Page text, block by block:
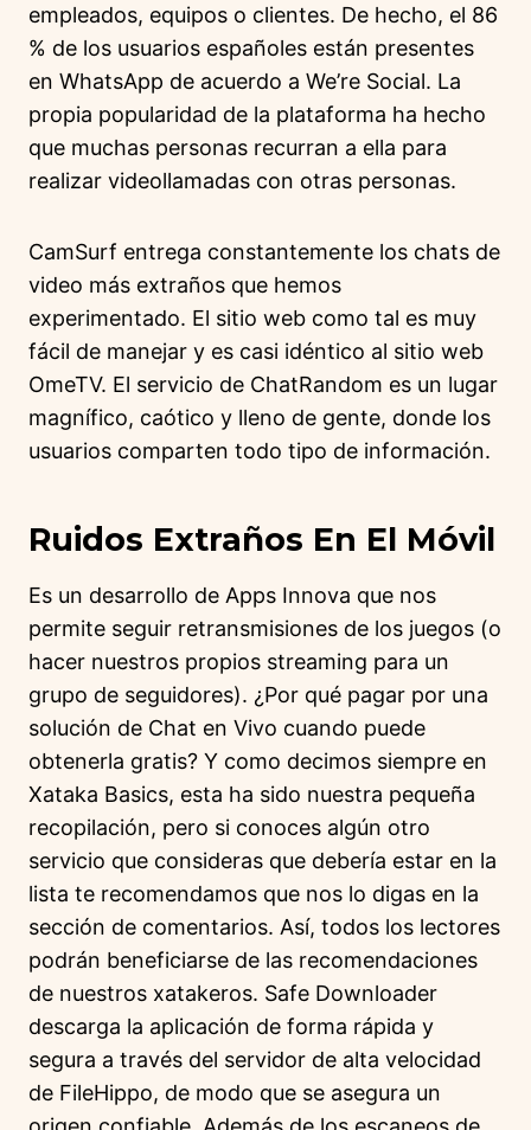
empleados, equipos o clientes. De hecho, el 86
% de los usuarios españoles están presentes
en WhatsApp de acuerdo a We’re Social. La
propia popularidad de la plataforma ha hecho
que muchas personas recurran a ella para
realizar videollamadas con otras personas.
CamSurf entrega constantemente los chats de
video más extraños que hemos
experimentado. El sitio web como tal es muy
fácil de manejar y es casi idéntico al sitio web
OmeTV. El servicio de ChatRandom es un lugar
magnífico, caótico y lleno de gente, donde los
usuarios comparten todo tipo de información.
Ruidos Extraños En El Móvil
Es un desarrollo de Apps Innova que nos
permite seguir retransmisiones de los juegos (o
hacer nuestros propios streaming para un
grupo de seguidores). ¿Por qué pagar por una
solución de Chat en Vivo cuando puede
obtenerla gratis? Y como decimos siempre en
Xataka Basics, esta ha sido nuestra pequeña
recopilación, pero si conoces algún otro
servicio que consideras que debería estar en la
lista te recomendamos que nos lo digas en la
sección de comentarios. Así, todos los lectores
podrán beneficiarse de las recomendaciones
de nuestros xatakeros. Safe Downloader
descarga la aplicación de forma rápida y
segura a través del servidor de alta velocidad
de FileHippo, de modo que se asegura un